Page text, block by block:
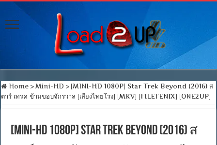
Home > Mini-HD > [MINI-HD 1080P] Star Trek Beyond (2016) ส
ตาร์ เทรค ข้ามขอบจักรวาล [เสียงไทยโรง] [MKV] [FILEFENIX] [ONE2UP]
[MINI-HD 1080P] Star Trek Beyond (2016) ส